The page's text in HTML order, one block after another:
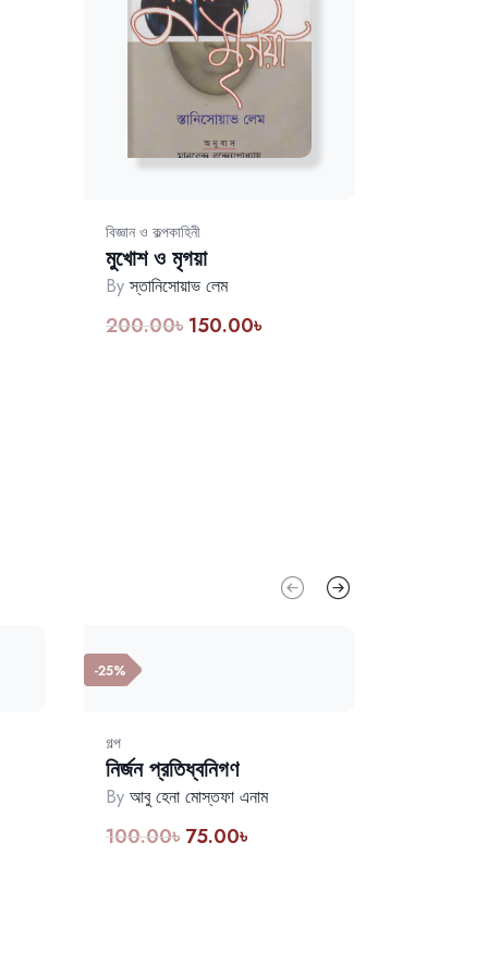
বিজ্ঞান ও কল্পকাহিনী
মুখোশ ও মৃগয়া
Byস্তানিসোয়াভ লেম
200.00৳ 150.00৳
-25%
গল্প
নির্জন প্রতিধ্বনিগণ
Byআবু হেনা মোস্তফা এনাম
100.00৳ 75.00৳